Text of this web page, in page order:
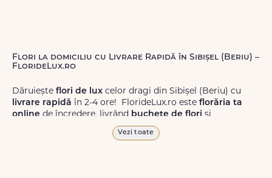
Flori la domiciliu cu Livrare Rapidă în Sibișel (Beriu) –
FlorideLux.ro
Dăruiește flori de lux celor dragi din Sibișel (Beriu) cu
livrare rapidă în 2-4 ore! FlorideLux.ro este florăria ta
online de încredere, livrând buchete de flori și
de calitate superioară în Sibișel
(Beriu) și în toată România.
Vezi toate